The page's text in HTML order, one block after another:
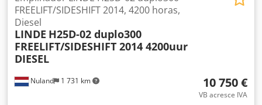
Nuland 1 731 km
FREELIFT/SIDESHIFT 2014, 4200 horas,
Diesel
LINDE H25D-02 duplo300
FREELIFT/SIDESHIFT 2014 4200uur
DIESEL
10 750 €
VB acresce IVA